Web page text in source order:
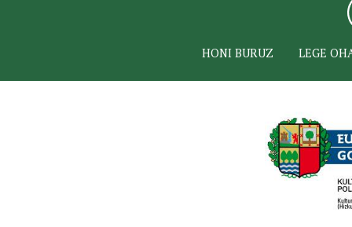
HONI BURUZ LEGE